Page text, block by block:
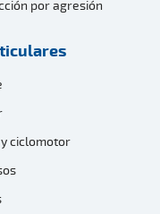
por agresión
ciclomotor